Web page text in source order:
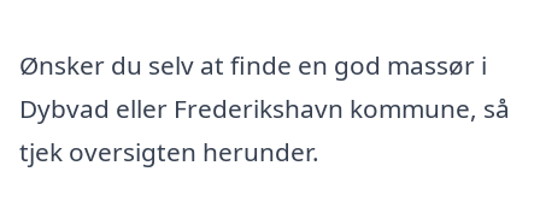
Ønsker du selv at finde en god massør i
Dybvad eller Frederikshavn kommune, så
tjek oversigten herunder.